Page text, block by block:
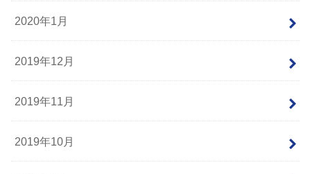
2020年1月
2019年12月
2019年11月
2019年10月